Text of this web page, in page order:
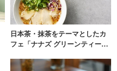
日本茶・抹茶をテーマとしたカ
フェ「ナナズ グリーンティー」